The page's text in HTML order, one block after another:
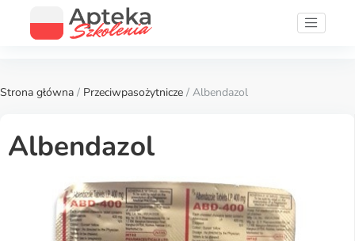
Strona główna / Przeciwpasożytnicze / Albendazol
Albendazol